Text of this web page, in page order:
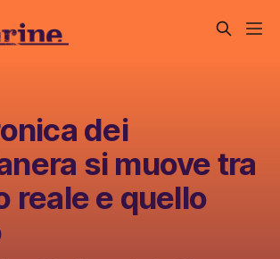
dei
si muove tra
reale e quello